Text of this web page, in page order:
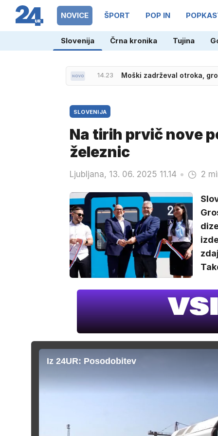
NOVICE ŠPORT POP IN
Slovenija Črna kronika Tujina
14.23 Moški zadrževal otroka,
SLOVENIJA
Na tirih prvič nove
železnic
Ljubljana, 13. 06. 2025 11.14 2
Iz 24UR: Posodobitev